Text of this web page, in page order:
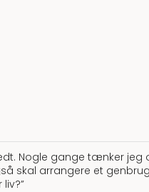
Nogle gange tænker jeg
skal arrangere et